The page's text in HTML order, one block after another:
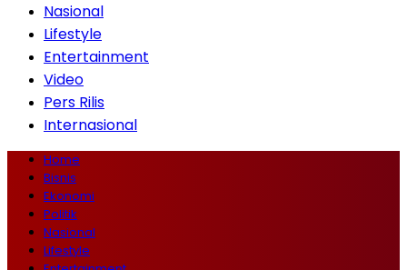
Nasional
Lifestyle
Entertainment
Video
Pers Rilis
Internasional
Home
Bisnis
Ekonomi
Politik
Nasional
Lifestyle